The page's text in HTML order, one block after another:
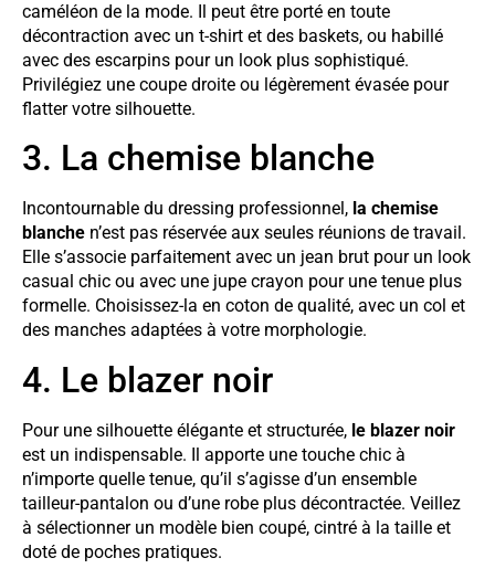
caméléon de la mode. Il peut être porté en toute
décontraction avec un t-shirt et des baskets, ou habillé
avec des escarpins pour un look plus sophistiqué.
Privilégiez une coupe droite ou légèrement évasée pour
flatter votre silhouette.
3. La chemise blanche
Incontournable du dressing professionnel, la chemise
blanche n’est pas réservée aux seules réunions de travail.
Elle s’associe parfaitement avec un jean brut pour un look
casual chic ou avec une jupe crayon pour une tenue plus
formelle. Choisissez-la en coton de qualité, avec un col et
des manches adaptées à votre morphologie.
4. Le blazer noir
Pour une silhouette élégante et structurée, le blazer noir
est un indispensable. Il apporte une touche chic à
n’importe quelle tenue, qu’il s’agisse d’un ensemble
tailleur-pantalon ou d’une robe plus décontractée. Veillez
à sélectionner un modèle bien coupé, cintré à la taille et
doté de poches pratiques.